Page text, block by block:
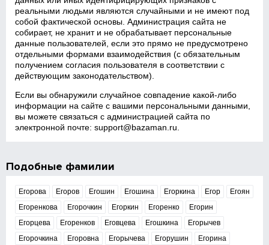
реальными людьми являются случайными и не имеют под
собой фактической основы. Администрация сайта не
собирает, не хранит и не обрабатывает персональные
данные пользователей, если это прямо не предусмотрено
отдельными формами взаимодействия (с обязательным
получением согласия пользователя в соответствии с
действующим законодательством).
Если вы обнаружили случайное совпадение какой‑либо
информации на сайте с вашими персональными данными,
вы можете связаться с администрацией сайта по
электронной почте:support@bazaman.ru
Подобные фамилии
Егорова Егоров Егошин Егошина Егоркина Егор
Егоян
Егоренкова
Егорочкин Егоркин Егоренко
Егорин
Егорцева
Егоренков Еговцева Егошкина
Егорычев
Егорочкина
Егоровна Егорычева Егорушин Егорина